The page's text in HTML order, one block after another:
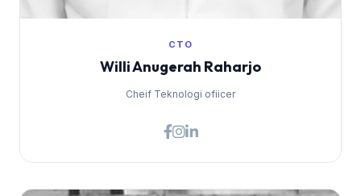
CTO
Willi Anugerah Raharjo
Cheif Teknologi ofiicer